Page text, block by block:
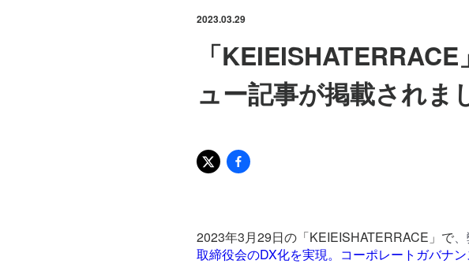
2023.03.29
「
ュー記事が掲載されま
2023年3月29日の 「KEIEISHATERRACE」で
取締役会のDX化を実現。コーポレートガバナン